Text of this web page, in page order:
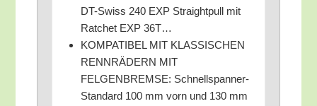
DT-Swiss 240 EXP Straight­pull mit
Rat­chet EXP 36T…
KOMPATIBEL MIT KLASSISCHEN
RENNRÄDERN MIT
FELGENBREMSE: Schnell­span­ner-
Stan­dard 100 mm vorn und 130 mm